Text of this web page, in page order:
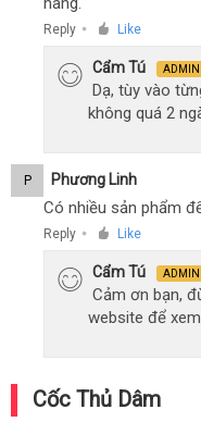
Reply ● Like
Cẩm Tú ADMIN
Dạ, tùy vào
không quá 2
P Phương Linh
Có nhiều sản phẩm
Reply ● Like
Cẩm Tú ADMIN
Cảm ơn bạn,
website để
Cốc Thủ Dâm